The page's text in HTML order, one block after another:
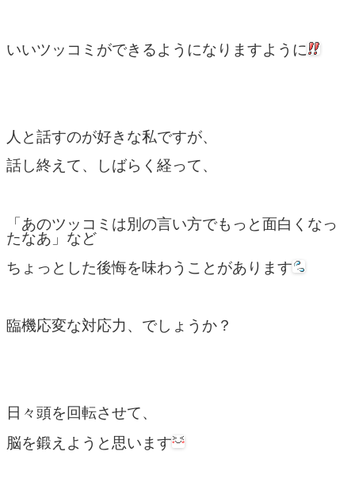
いいツッコミができるようになりますように
人と話すのが好きな私ですが、
話し終えて、しばらく経って、
「あのツッコミは別の言い方でもっと面白くなっ
たなあ」など
ちょっとした後悔を味わうことがあります
臨機応変な対応力、でしょうか？
日々頭を回転させて、
脳を鍛えようと思います